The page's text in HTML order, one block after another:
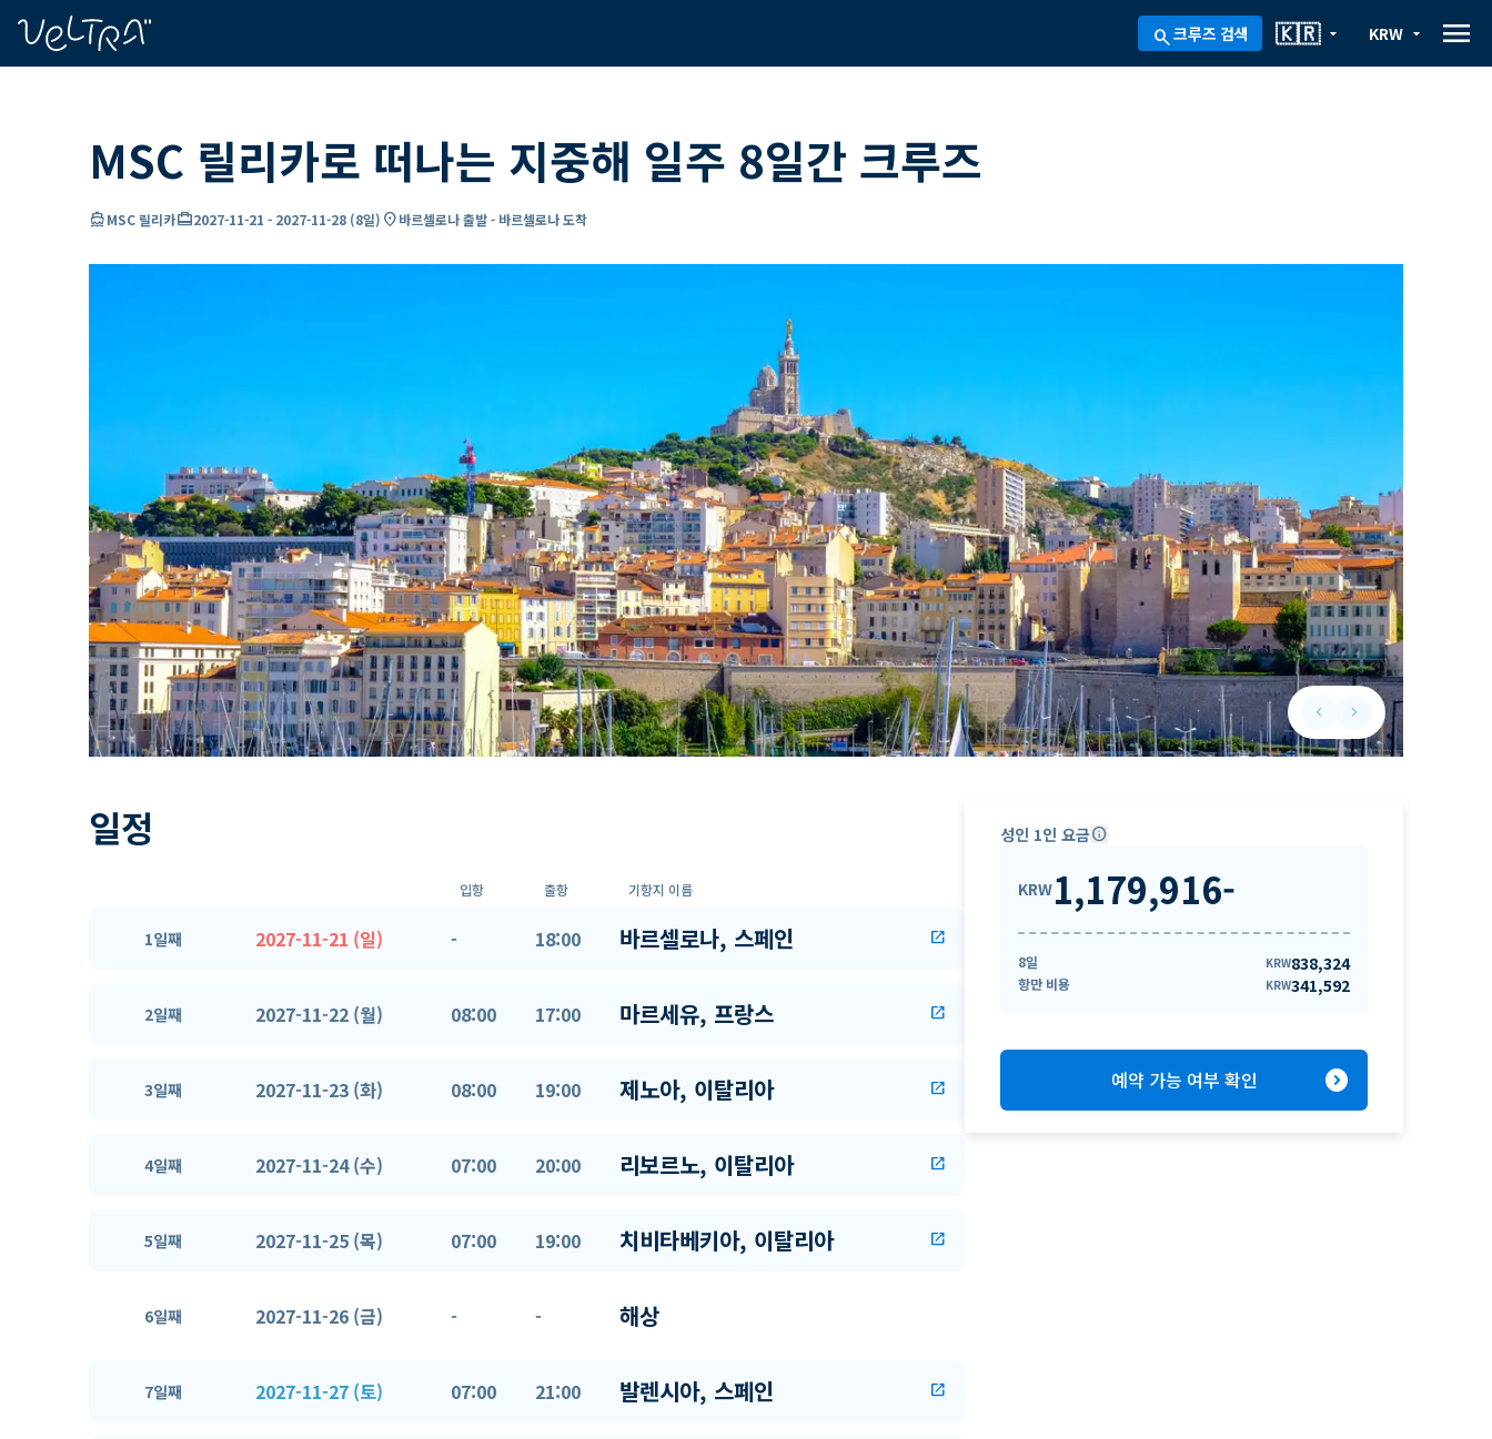
search크루즈 검색 arrow_drop_down
🇰🇷 arrow_drop_down
KRW menu
MSC 릴리카로 떠나는 지중해 일주 8일간 크루즈
directions_boatMSC 릴리카card_travel2027-11-21 - 2027-11-28 (8일) location_on바르셀로나 출발 - 바르셀로나 도착
keyboard_arrow_leftPrevious slide
keyboard_arrow_rightNext slide
일정
입항 출항 기항지 이름
1일째 2027-11-21 (일) - 18:00 바르셀로나, 스페인 open_in_new
2일째 2027-11-22 (월) 08:00 17:00 마르세유, 프랑스 open_in_new
3일째 2027-11-23 (화) 08:00 19:00 제노아, 이탈리아 open_in_new
4일째 2027-11-24 (수) 07:00 20:00 리보르노, 이탈리아 open_in_new
5일째 2027-11-25 (목) 07:00 19:00 치비타베키아, 이탈리아 open_in_new
6일째 2027-11-26 (금) - - 해상
7일째 2027-11-27 (토) 07:00 21:00 발렌시아, 스페인 open_in_new
성인 1인 요금info
KRW1,179,916-
8일 KRW838,324
항만 비용 KRW341,592
예약 가능 여부 확인 expand_circle_right